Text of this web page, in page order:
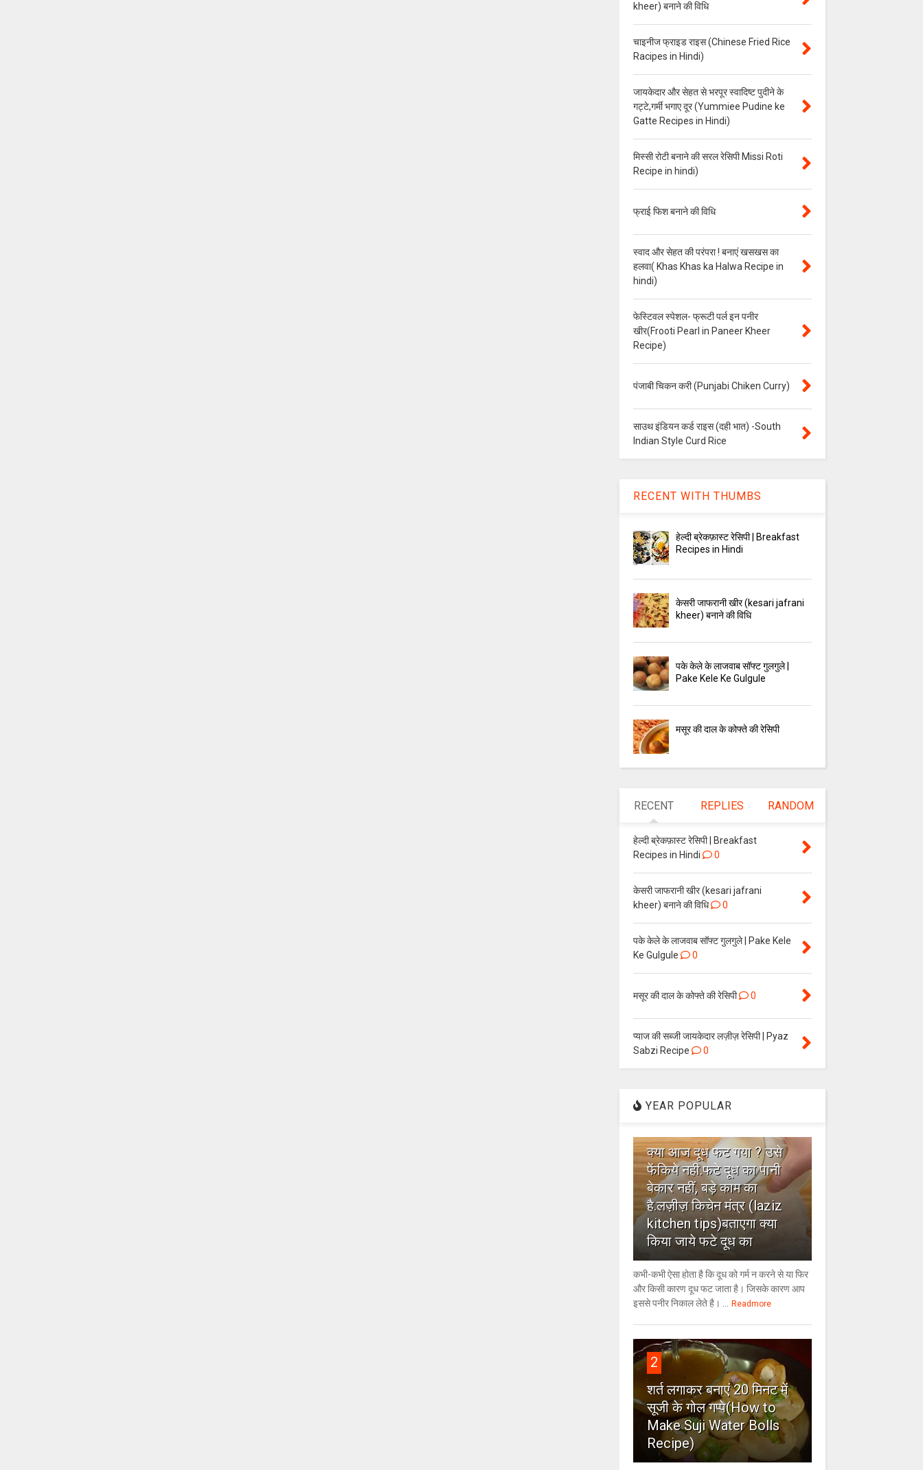
kheer) बनाने की विधि
चाइनीज फ्राइड राइस (Chinese Fried Rice
Racipes in Hindi)
जायकेदार और सेहत से भरपूर स्वादिष्ट पुदीने के
गट्टे,गर्मी भगाए दूर (Yummiee Pudine ke
Gatte Recipes in Hindi)
मिस्सी रोटी बनाने की सरल रेसिपी Missi Roti
Recipe in hindi)
फ्राई फिश बनाने की विधि
स्वाद और सेहत की परंपरा ! बनाएं खसखस का
हलवा( Khas Khas ka Halwa Recipe in
hindi)
फेस्टिवल स्पेशल- फ्रूटी पर्ल इन पनीर
खीर(Frooti Pearl in Paneer Kheer
Recipe)
पंजाबी चिकन करी (Punjabi Chiken Curry)
साउथ इंडियन कर्ड राइस (दही भात) -South
Indian Style Curd Rice
RECENT WITH THUMBS
हेल्दी ब्रेकफ़ास्ट रेसिपी | Breakfast
Recipes in Hindi
केसरी जाफरानी खीर (kesari jafrani
kheer) बनाने की विधि
पके केले के लाजवाब सॉफ्ट गुलगुले |
Pake Kele Ke Gulgule
मसूर की दाल के कोफ्ते की रेसिपी
RECENT REPLIES RANDOM
हेल्दी ब्रेकफ़ास्ट रेसिपी | Breakfast
Recipes in Hindi
0
केसरी जाफरानी खीर (kesari jafrani
kheer) बनाने की विधि
0
पके केले के लाजवाब सॉफ्ट गुलगुले | Pake Kele
Ke Gulgule
0
मसूर की दाल के कोफ्ते की रेसिपी 0
प्याज की सब्जी जायकेदार लज़ीज़ रेसिपी | Pyaz
Sabzi Recipe
0
YEAR POPULAR
क्या आज दूध फट गया ? उसे
फेंकिये नही.फटे दूध का पानी
बेकार नहीं, बड़े काम का
है.लज़ीज़ किचेन मंत्र (laziz
kitchen tips)बताएगा क्या
किया जाये फटे दूध का
कभी-कभी ऐसा होता है कि दूध को गर्म न करने से या फिर
और किसी कारण दूध फट जाता है। जिसके कारण आप
इससे पनीर निकाल लेते है। ... Readmore
2
शर्त लगाकर बनाएं 20 मिनट में
सूजी के गोल गप्पे(How to
Make Suji Water Bolls
Recipe)